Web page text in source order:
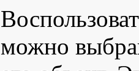
можно